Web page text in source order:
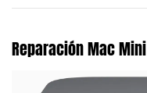
Reparación Mac Mini